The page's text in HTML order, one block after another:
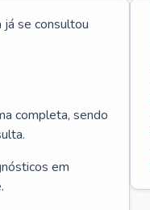
se consultou
completa, sendo
em